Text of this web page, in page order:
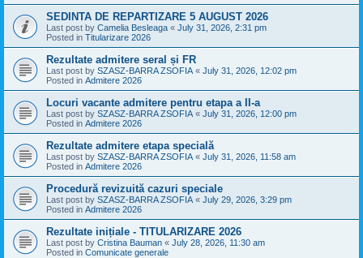
SEDINTA DE REPARTIZARE 5 AUGUST 2026
Last post by Camelia Besleaga « July 31, 2026, 2:31 pm
Posted in Titularizare 2026
Rezultate admitere seral și FR
Last post by SZASZ-BARRA ZSOFIA « July 31, 2026, 12:02 pm
Posted in Admitere 2026
Locuri vacante admitere pentru etapa a II-a
Last post by SZASZ-BARRA ZSOFIA « July 31, 2026, 12:00 pm
Posted in Admitere 2026
Rezultate admitere etapa specială
Last post by SZASZ-BARRA ZSOFIA « July 31, 2026, 11:58 am
Posted in Admitere 2026
Procedură revizuită cazuri speciale
Last post by SZASZ-BARRA ZSOFIA « July 29, 2026, 3:29 pm
Posted in Admitere 2026
Rezultate inițiale - TITULARIZARE 2026
Last post by Cristina Bauman « July 28, 2026, 11:30 am
Posted in Comunicate generale